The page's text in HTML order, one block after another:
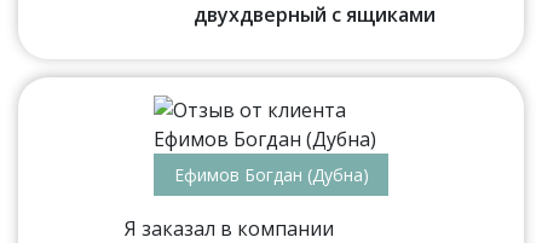
двухдверный с ящиками
Ефимов Богдан (Дубна)
Я заказал в компании